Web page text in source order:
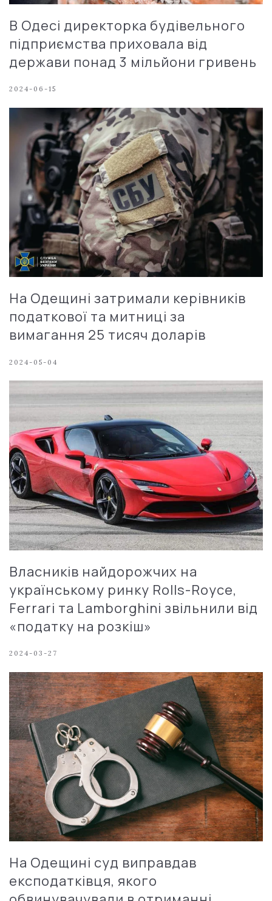
В Одесі директорка будівельного
підприємства приховала від
держави понад 3 мільйони гривень
2024-06-15
На Одещині затримали керівників
податкової та митниці за
вимагання 25 тисяч доларів
2024-05-04
Власників найдорожчих на
українському ринку Rolls-Royce,
Ferrari та Lamborghini звільнили від
«податку на розкіш»
2024-03-27
На Одещині суд виправдав
експодатківця, якого